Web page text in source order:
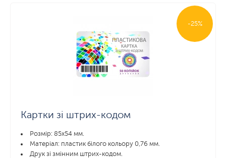
-25%
Картки зі штрих-кодом
Розмір: 85x54 мм.
Матеріал: пластик білого кольору 0,76 мм.
Друк зі змінним штрих-кодом.